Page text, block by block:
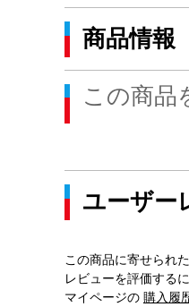
商品情報
この商品
ユーザー
この商品に寄せられ
レビューを評価する
マイページの 購入履